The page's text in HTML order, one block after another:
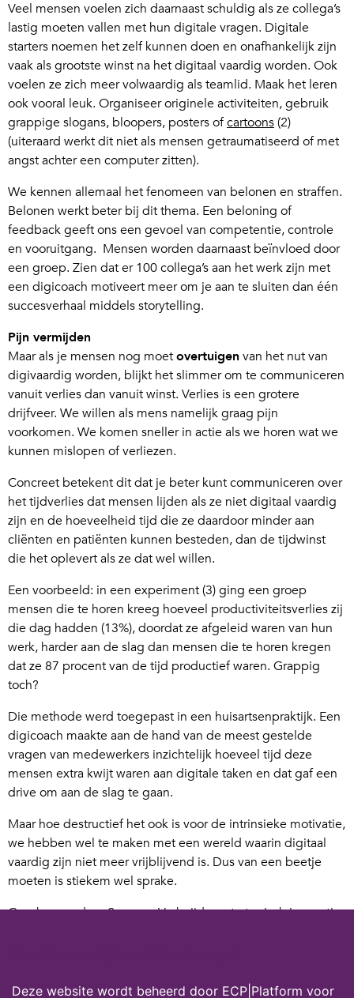
Veel mensen voelen zich daarnaast schuldig als ze collega’s
lastig moeten vallen met hun digitale vragen. Digitale
starters noemen het zelf kunnen doen en onafhankelijk zijn
vaak als grootste winst na het digitaal vaardig worden. Ook
voelen ze zich meer volwaardig als teamlid. Maak het leren
ook vooral leuk. Organiseer originele activiteiten, gebruik
grappige slogans, bloopers, posters ofcartoons(2)
(uiteraard werkt dit niet als mensen getraumatiseerd of met
angst achter een computer zitten).
We kennen allemaal het fenomeen van belonen en straffen.
Belonen werkt beter bij dit thema. Een beloning of
feedback geeft ons een gevoel van competentie, controle
en vooruitgang. Mensen worden daarnaast beïnvloed door
een groep. Zien dat er 100 collega’s aan het werk zijn met
een digicoach motiveert meer om je aan te sluiten dan één
succesverhaal middels storytelling.
Pijn vermijden
Maar als je mensen nog moetovertuigenvan het nut van
digivaardig worden, blijkt het slimmer om te communiceren
vanuit verlies dan vanuit winst. Verlies is een grotere
drijfveer. We willen als mens namelijk graag pijn
voorkomen. We komen sneller in actie als we horen wat we
kunnen mislopen of verliezen.
Concreet betekent dit dat je beter kunt communiceren over
het tijdverlies dat mensen lijden als ze niet digitaal vaardig
zijn en de hoeveelheid tijd die ze daardoor minder aan
cliënten en patiënten kunnen besteden, dan de tijdwinst
die het oplevert als ze dat wel willen.
Een voorbeeld: in een experiment (3) ging een groep
mensen die te horen kreeg hoeveel productiviteitsverlies zij
die dag hadden (13%), doordat ze afgeleid waren van hun
werk, harder aan de slag dan mensen die te horen kregen
dat ze 87 procent van de tijd productief waren. Grappig
toch?
Die methode werd toegepast in een huisartsenpraktijk. Een
digicoach maakte aan de hand van de meest gestelde
vragen van medewerkers inzichtelijk hoeveel tijd deze
mensen extra kwijt waren aan digitale taken en dat gaf een
drive om aan de slag te gaan.
Maar hoe destructief het ook is voor de intrinsieke motivatie,
we hebben wel te maken met een wereld waarin digitaal
vaardig zijn niet meer vrijblijvend is. Dus van een beetje
moeten is stiekem wel sprake.
Geschreven door Suzanne Verheijden, strategisch innovatie-
Deze website wordt beheerd door ECP|Platform voor